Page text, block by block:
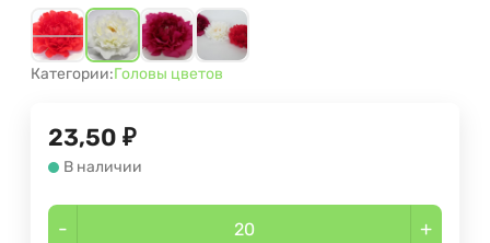
Категории:Головы цветов
23,50 ₽
В наличии
- +